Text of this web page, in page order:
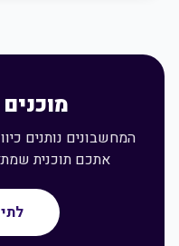
המחשבונים נותנים
אתכם תוכנית